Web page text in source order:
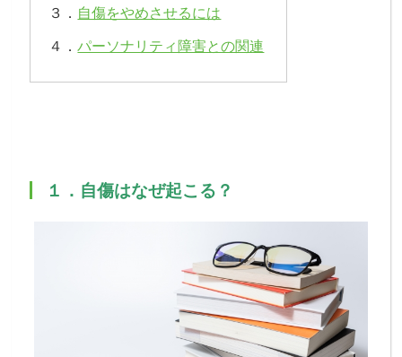
３． 自傷をやめさせるには
４．パーソナリティ障害との関連
１．自傷はなぜ起こる？